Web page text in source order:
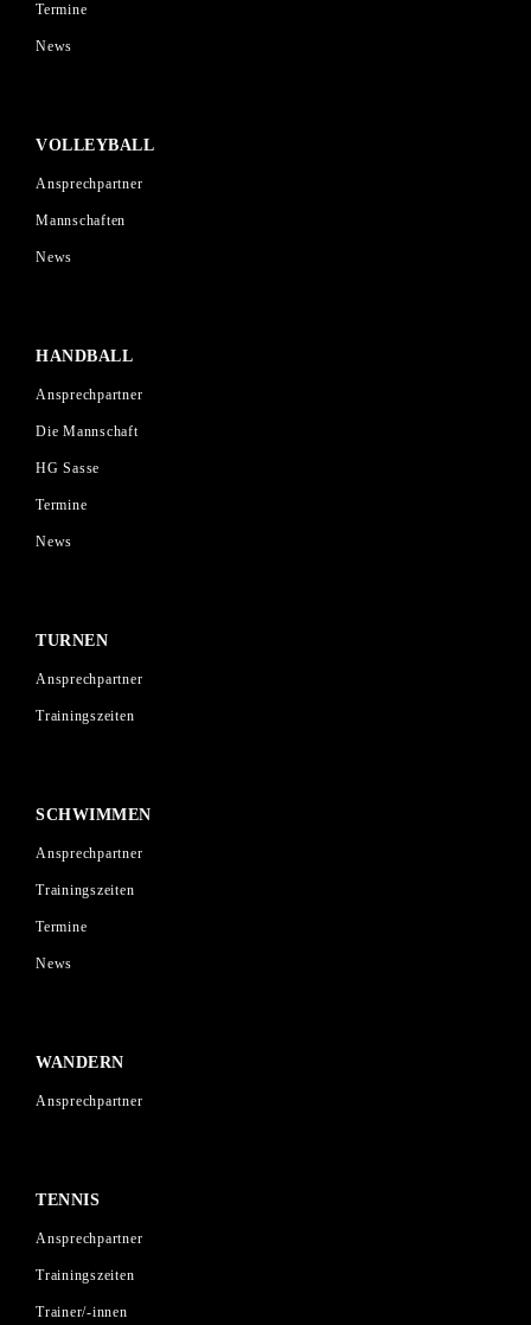
Termine
News
VOLLEYBALL
Ansprechpartner
Mannschaften
News
HANDBALL
Ansprechpartner
Die Mannschaft
HG Sasse
Termine
News
TURNEN
Ansprechpartner
Trainingszeiten
SCHWIMMEN
Ansprechpartner
Trainingszeiten
Termine
News
WANDERN
Ansprechpartner
TENNIS
Ansprechpartner
Trainingszeiten
Trainer/-innen